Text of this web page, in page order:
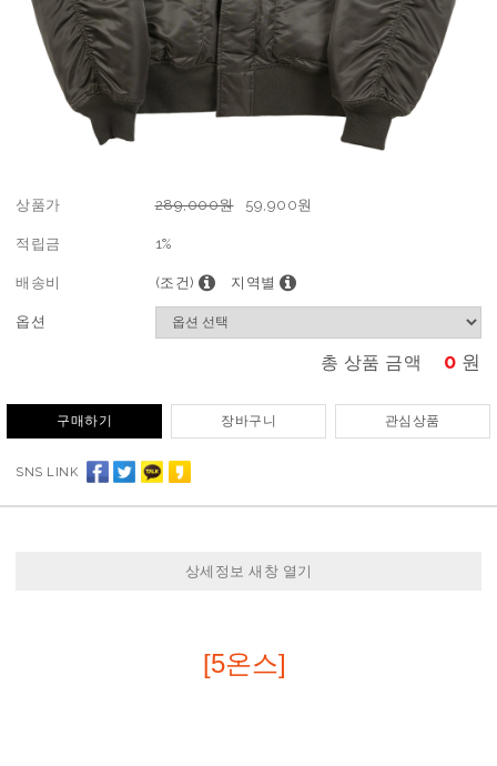
상품가 289,000원 59,900원
적립금 1%
배송비 (조건) 지역별
옵션
총 상품 금액 0 원
구매하기 장바구니 관심상품
SNS LINK
상세정보 새창 열기
[5온스]